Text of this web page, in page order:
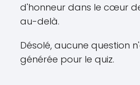
d'honneur dans le cœur
au-delà.
Désolé, aucune question
générée pour le quiz.